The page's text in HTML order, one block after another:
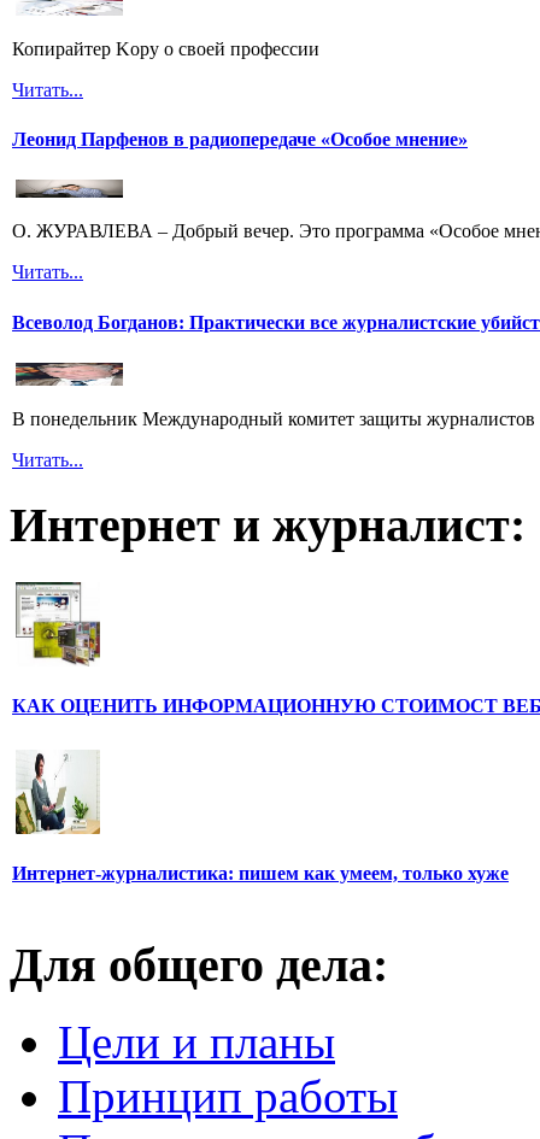
Копирайтер Kopy о своей профессии
Читать...
Леонид Парфенов в радиопередаче «Особое мнение»
О. ЖУРАВЛЕВА – Добрый вечер. Это программа «Особое
Читать...
Всеволод Богданов: Практически все журналистские
В понедельник Международный комитет защиты
Читать...
Интернет и журналист:
КАК ОЦЕНИТЬ ИНФОРМАЦИОННУЮ СТОИМОСТ
Интернет-журналистика: пишем как умеем, только хуже
Для общего дела:
Цели и планы
Принцип работы